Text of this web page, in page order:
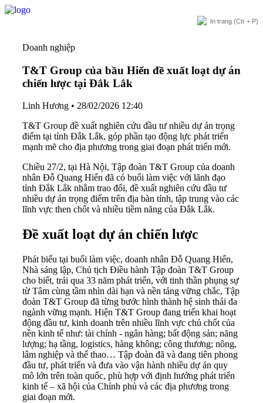
In trang (Ctr + P)
Doanh nghiệp
T&T Group của bầu Hiển đề xuất loạt dự án
chiến lược tại Đắk Lắk
Linh Hương • 28/02/2026 12:40
T&T Group đề xuất nghiên cứu đầu tư nhiều dự án trọng
điểm tại tỉnh Đắk Lắk, góp phần tạo động lực phát triển
mạnh mẽ cho địa phương trong giai đoạn phát triển mới.
Chiều 27/2, tại Hà Nội, Tập đoàn T&T Group của doanh
nhân Đỗ Quang Hiển đã có buổi làm việc với lãnh đạo
tỉnh Đắk Lắk nhằm trao đổi, đề xuất nghiên cứu đầu tư
nhiều dự án trọng điểm trên địa bàn tỉnh, tập trung vào các
lĩnh vực then chốt và nhiều tiềm năng của Đắk Lắk.
Đề xuất loạt dự án chiến lược
Phát biểu tại buổi làm việc, doanh nhân Đỗ Quang Hiển,
Nhà sáng lập, Chủ tịch Điều hành Tập đoàn T&T Group
cho biết, trải qua 33 năm phát triển, với tinh thần phụng sự
từ Tâm cùng tầm nhìn dài hạn và nền tảng vững chắc, Tập
đoàn T&T Group đã từng bước hình thành hệ sinh thái đa
ngành vững mạnh. Hiện T&T Group đang triển khai hoạt
động đầu tư, kinh doanh trên nhiều lĩnh vực chủ chốt của
nền kinh tế như: tài chính - ngân hàng; bất động sản; năng
lượng; hạ tầng, logistics, hàng không; công thương; nông,
lâm nghiệp và thể thao… Tập đoàn đã và đang tiên phong
đầu tư, phát triển và đưa vào vận hành nhiều dự án quy
mô lớn trên toàn quốc, phù hợp với định hướng phát triển
kinh tế – xã hội của Chính phủ và các địa phương trong
giai đoạn mới.